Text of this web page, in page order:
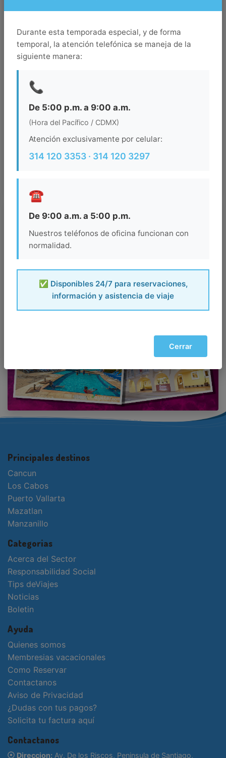
Principales destinos
Cancun
Los Cabos
Puerto Vallarta
Mazatlan
Manzanillo
Categorias
Acerca del Sector
Responsabilidad Social
Tips deViajes
Noticias
Boletin
Ayuda
Quienes somos
Membresias vacacionales
Como Reservar
Contactanos
Aviso de Privacidad
¿Dudas con tus pagos?
Solicita tu factura aquí
Contactanos
Direccion: Av. De los Riscos, Peninsula de Santiago,
Durante esta temporada especial, y de forma
temporal, la atención telefónica se maneja de la
siguiente manera:
📞
De 5:00 p.m. a 9:00 a.m.
(Hora del Pacífico / CDMX)
Atención exclusivamente por celular:
314 120 3353 · 314 120 3297
☎️
De 9:00 a.m. a 5:00 p.m.
Nuestros teléfonos de oficina funcionan con
normalidad.
✅ Disponibles 24/7 para reservaciones,
información y asistencia de viaje
Cerrar